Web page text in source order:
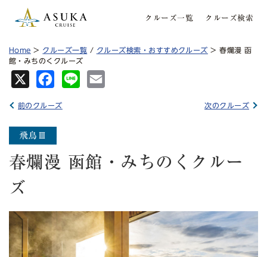
クルーズ一覧 クルーズ検索
Home > クルーズ一覧 / クルーズ検索・おすすめクルーズ > 春爛漫 函
館・みちのくクルーズ
Fa
Lin
前のクルーズ 次のクルーズ
春爛漫 函館・みちのくクルー
ズ